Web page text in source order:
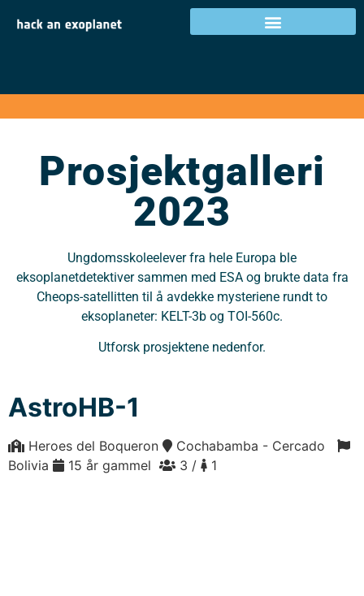
Prosjektgalleri 2023
Prosjektgalleri
2023
Ungdomsskoleelever fra hele Europa ble
eksoplanetdetektiver sammen med ESA og brukte data fra
Cheops-satellitten til å avdekke mysteriene rundt to
eksoplaneter: KELT-3b og TOI-560c.
Utforsk prosjektene nedenfor.
AstroHB-1
Heroes del Boqueron
Cochabamba - Cercado
Bolivia
15 år gammel 3 / 1